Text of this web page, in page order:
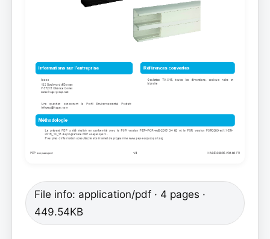
File info: application/pdf · 4 pages ·
449.54KB